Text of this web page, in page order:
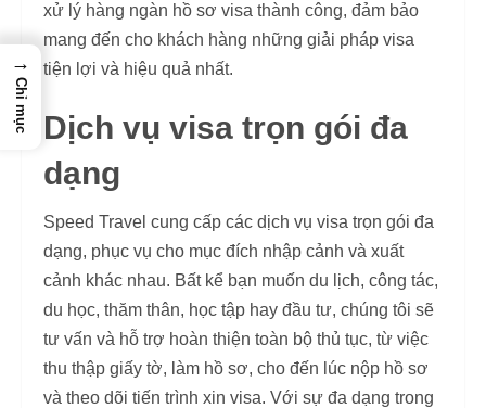
xử lý hàng ngàn hồ sơ visa thành công, đảm bảo
mang đến cho khách hàng những giải pháp visa
tiện lợi và hiệu quả nhất.
Dịch vụ visa trọn gói đa
dạng
Speed Travel cung cấp các dịch vụ visa trọn gói đa
dạng, phục vụ cho mục đích nhập cảnh và xuất
cảnh khác nhau. Bất kể bạn muốn du lịch, công tác,
du học, thăm thân, học tập hay đầu tư, chúng tôi sẽ
tư vấn và hỗ trợ hoàn thiện toàn bộ thủ tục, từ việc
thu thập giấy tờ, làm hồ sơ, cho đến lúc nộp hồ sơ
và theo dõi tiến trình xin visa. Với sự đa dạng trong
→
Chỉ mục